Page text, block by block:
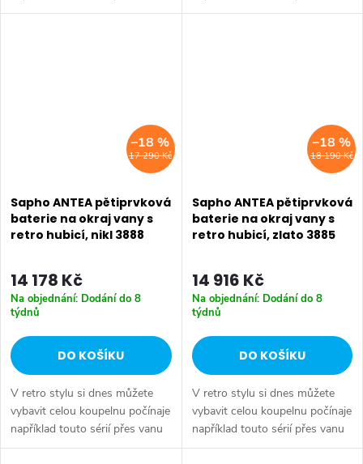
Retro, doplňky Diamond až po
Retro, doplňky Diamond až po
17 290 Kč
–18 %
Sapho ANTEA pětiprvková
baterie na okraj vany s
retro hubicí, nikl 3888
14 178 Kč
Na objednání: Dodání do 8
týdnů
DO KOŠÍKU
V retro stylu si dnes můžete
vybavit celou koupelnu počínaje
například touto sérií přes vanu
Retro, doplňky Diamond až po
18 190 Kč
–18 %
Sapho ANTEA pětiprvková
baterie na okraj vany s
retro hubicí, zlato 3885
14 916 Kč
Na objednání: Dodání do 8
týdnů
DO KOŠÍKU
V retro stylu si dnes můžete
vybavit celou koupelnu počínaje
například touto sérií přes vanu
Retro, doplňky Diamond až po